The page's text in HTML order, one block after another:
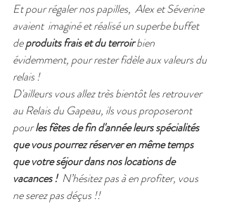
Et pour régaler nos papilles,  Alex et Séverine
avaient  imaginé et réalisé un superbe buffet
de produits frais et du terroir bien
évidemment, pour rester fidèle aux valeurs du
relais !
D'ailleurs vous allez très bientôt les retrouver
au Relais du Gapeau, ils vous proposeront
pour les fêtes de fin d'année leurs spécialités
que vous pourrez réserver en même temps
que votre séjour dans nos locations de
vacances ! N’hésitez pas à en profiter, vous
ne serez pas déçus !!